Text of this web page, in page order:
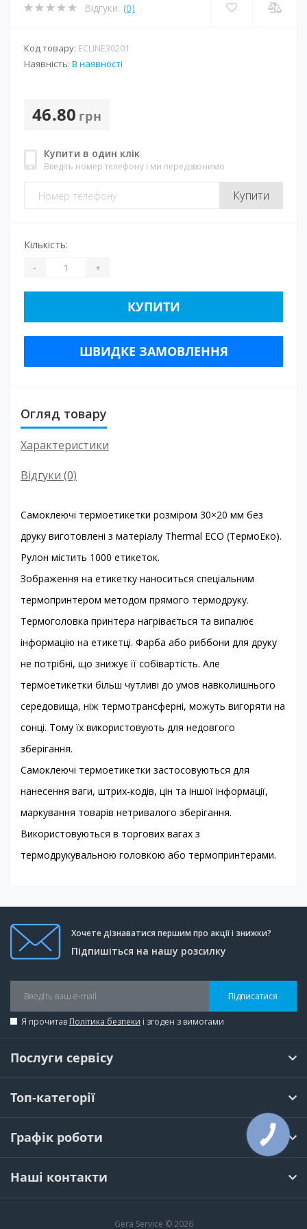
Відгуки: (0)
Код товару: ECLINE30201
Наявність: В наявності
46.80 грн
Купити в один клік
Введіть номер телефону і ми передзвонимо
Купити
Кількість:
- +
КУПИТИ
ШВИДКЕ ЗАМОВЛЕННЯ
Огляд товару
Характеристики
Відгуки (0)
Самоклеючі термоетикетки розміром 30×20 мм без
друку виготовлені з матеріалу Thermal ECO (ТермоЕко).
Рулон містить 1000 етикеток.
Зображення на етикетку наноситься спеціальним
термопринтером методом прямого термодруку.
Термоголовка принтера нагрівається та випалює
інформацію на етикетці. Фарба або риббони для друку
не потрібні, що знижує її собівартість. Але
термоетикетки більш чутливі до умов навколишнього
середовища, ніж термотрансферні, можуть вигоряти на
сонці. Тому їх використовують для недовгого
зберігання.
Самоклеючі термоетикетки застосовуються для
нанесення ваги, штрих-кодів, цін та іншої інформації,
маркування товарів нетривалого зберігання.
Використовуються в торгових вагах з
термодрукувальною головкою або термопринтерами.
Хочете дізнаватися першим про акції і знижки?
Підпишіться на нашу розсилку
Підписатися
Я прочитав Політика безпеки і згоден з вимогами
Послуги сервісу
Топ-категорії
Графік роботи
Наші контакти
Gera Service © 2026
КНОПКА
ЗВ'ЯЗКУ